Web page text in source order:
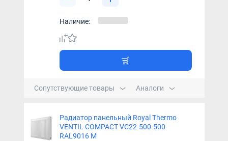
Наличие:
Сопутствующие товары Аналоги
Радиатор панельный Royal Thermo
VENTIL COMPACT VC22-500-500
RAL9016 M